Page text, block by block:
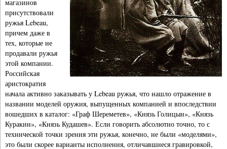
магазинов
присутствовали
ружья Lebeau,
причем даже в
тех, которые не
продавали ружья
этой компании.
Российская
аристократия
начала активно заказывать у Lebeau ружья, что нашло отражение в
названии моделей оружия, выпущенных компанией и впоследствии
вошедших в каталог: «Граф Шереметев», «Князь Голицын», «Князь
Куракин», «Князь Кудашев». Если говорить абсолютно точно, то с
технической точки зрения эти ружья, конечно, не были «моделями»,
это были скорее варианты исполнения, отличавшиеся гравировкой,